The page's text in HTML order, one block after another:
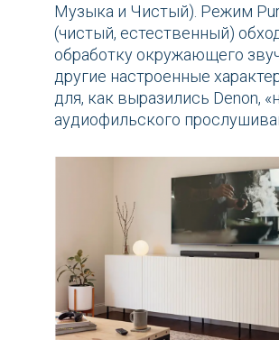
Музыка и Чистый). Режим
(чистый, естественный)
обработку окружающего
другие настроенные
для, как выразились Denon,
аудиофильского